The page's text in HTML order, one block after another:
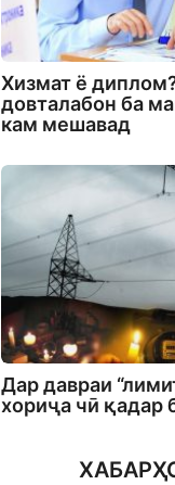
Хизмат ё
довталабон ба
кам мешавад
Дар давраи
хориҷа чӣ қадар